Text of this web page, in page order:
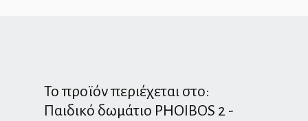
Το προϊόν περιέχεται στο:
Παιδικό δωμάτιο PHOIBOS 2 -